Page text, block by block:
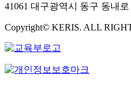
41061 대구광역시 동구 동내
Copyright© KERIS. ALL